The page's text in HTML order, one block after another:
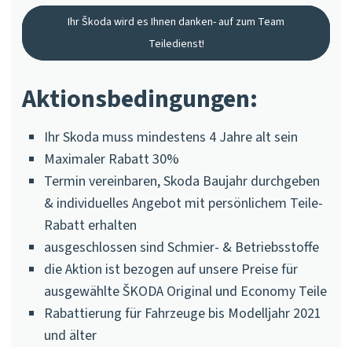
Ihr Škoda wird es Ihnen danken- auf zum Team
Teiledienst!
Aktionsbedingungen:
Ihr Skoda muss mindestens 4 Jahre alt sein
Maximaler Rabatt 30%
Termin vereinbaren, Skoda Baujahr durchgeben
& individuelles Angebot mit persönlichem Teile-
Rabatt erhalten
ausgeschlossen sind Schmier- & Betriebsstoffe
die Aktion ist bezogen auf unsere Preise für
ausgewählte ŠKODA Original und Economy Teile
Rabattierung für Fahrzeuge bis Modelljahr 2021
und älter